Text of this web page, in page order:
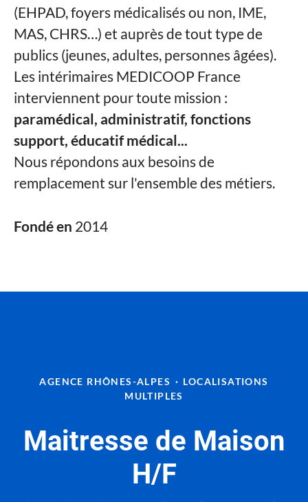
(EHPAD, foyers médicalisés ou non, IME,
MAS, CHRS…) et auprès de tout type de
publics (jeunes, adultes, personnes âgées).
Les intérimaires MEDICOOP France
interviennent pour toute mission :
paramédical, administratif, fonctions
support, éducatif médical...
Nous répondons aux besoins de
remplacement sur l'ensemble des métiers.
Fondé en 2014
AGENCE RHÔNES-ALPES · LOCALISATIONS
MULTIPLES
Maitresse de Maison
H/F